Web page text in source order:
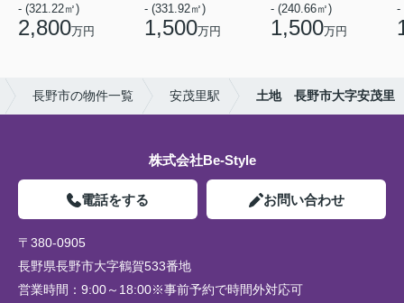
- (321.22㎡)
2,800万円
- (331.92㎡)
1,500万円
- (240.66㎡)
1,500万円
-
長野市の物件一覧 安茂里駅 土地 長野市大字安茂里
株式会社Be-Style
電話をする お問い合わせ
〒380-0905
長野県長野市大字鶴賀533番地
営業時間： 9:00～18:00※事前予約で時間外対応可